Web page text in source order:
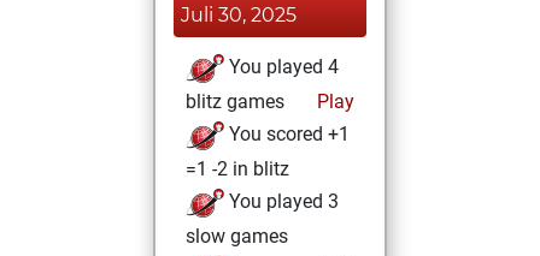
Juli 30, 2025
You played 4
blitz games
Play
You scored +1
=1 -2 in blitz
You played 3
slow games